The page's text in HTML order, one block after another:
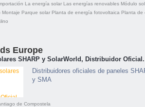
La energía solar Las energías renovables Módulo
Montaje Parque solar Planta de energía fotovoltaica Planta de
Europe
SHARP y SolarWorld, Distribuidor Oficial.
Distribuidores oficiales de paneles
y SMA
de Compostela